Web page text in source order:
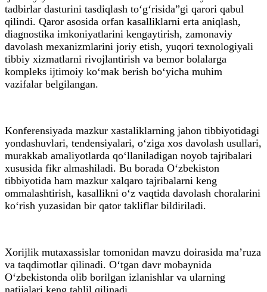
tadbirlar dasturini tasdiqlash to‘g‘risida”gi qarori qabul
qilindi. Qaror asosida orfan kasalliklarni erta aniqlash,
diagnostika imkoniyatlarini kengaytirish, zamonaviy
davolash mexanizmlarini joriy etish, yuqori texnologiyali
tibbiy xizmatlarni rivojlantirish va bemor bolalarga
kompleks ijtimoiy ko‘mak berish bo‘yicha muhim
vazifalar belgilangan.
Konferensiyada mazkur xastaliklarning jahon tibbiyotidagi
yondashuvlari, tendensiyalari, o‘ziga xos davolash usullari,
murakkab amaliyotlarda qo‘llaniladigan noyob tajribalari
xususida fikr almashiladi. Bu borada O‘zbekiston
tibbiyotida ham mazkur xalqaro tajribalarni keng
ommalashtirish, kasallikni o‘z vaqtida davolash choralarini
ko‘rish yuzasidan bir qator takliflar bildiriladi.
Xorijlik mutaxassislar tomonidan mavzu doirasida ma’ruza
va taqdimotlar qilinadi. O‘tgan davr mobaynida
O‘zbekistonda olib borilgan izlanishlar va ularning
natijalari keng tahlil qilinadi.